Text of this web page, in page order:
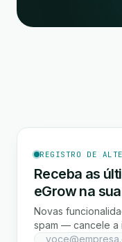
REGISTRO DE
Receba as
eGrow na
Novas
spam — cancele a